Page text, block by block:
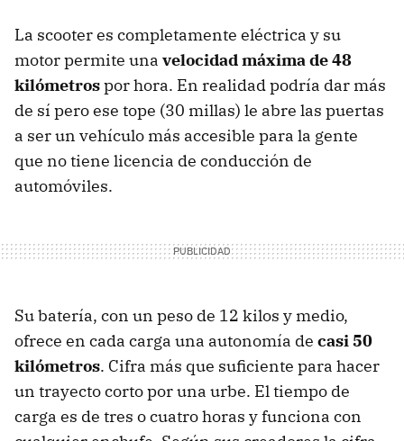
La scooter es completamente eléctrica y su
motor permite una velocidad máxima de 48
kilómetrospor hora. En realidad podría dar más
de sí pero ese tope (30 millas) le abre las puertas
a ser un vehículo más accesible para la gente
que no tiene licencia de conducción de
automóviles.
Su batería, con un peso de 12 kilos y medio,
ofrece en cada carga una autonomía de casi 50
kilómetros. Cifra más que suficiente para hacer
un trayecto corto por una urbe. El tiempo de
carga es de tres o cuatro horas y funciona con